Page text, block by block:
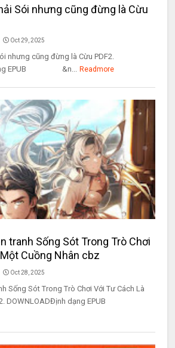
Sói nhưng cũng đừng là Cừu
Oct 29, 2025
nhưng cũng đừng là Cừu PDF2.
dạng EPUB &n... Readmore
tranh Sống Sót Trong Trò Chơi
Cuồng Nhân cbz
Oct 28, 2025
Sống Sót Trong Trò Chơi Với Tư Cách Là
DOWNLOADĐịnh dạng EPUB